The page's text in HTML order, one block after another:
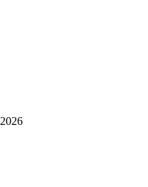
2026